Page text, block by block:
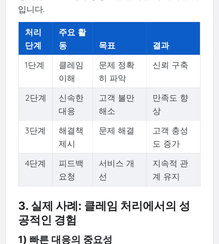
입니다.
처리
단계
주요 활
동
목표
결과
1단계
클레임
이해
문제 정확
히 파악
신뢰 구축
2단계
신속한
대응
고객 불만
해소
만족도 향
상
3단계
해결책
제시
문제 해결
고객 충성
도 증가
4단계
피드백
요청
서비스 개
선
지속적 관
계 유지
3. 실제 사례: 클레임 처리에서의 성
공적인 경험
1) 빠른 대응의 중요성